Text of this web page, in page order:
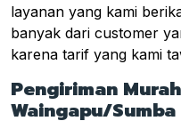
layanan yang kami
banyak dari customer
karena tarif yang kami
Pengiriman
Waingapu/Sumba